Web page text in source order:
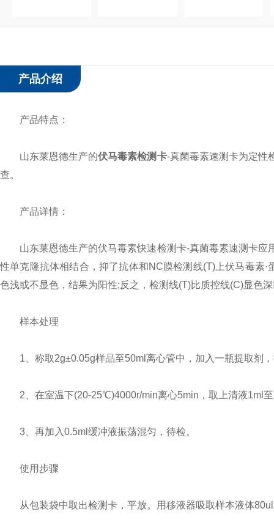
产品介绍
产品特点：
山东莱恩德生产的伏马毒素检测卡-真菌毒素速测卡为定性
查。
产品详情：
山东莱恩德生产的伏马毒素快速检测卡-真菌毒素速测卡应
性单克隆抗体相结合，抑了抗体和NC膜检测线(T)上伏马毒素
色浅或不显色，结果为阳性;反之，检测线(T)比质控线(C)显色
样本处理
1、称取2g±0.05g样品至50ml离心管中，加入一瓶提取剂，
2、在室温下(20-25℃)4000r/min离心5min，取上清液1ml至
3、再加入0.5ml缓冲液振荡混匀，待检。
使用步骤
从包装袋中取出检测卡，平放。用移液器吸取样本液体80ul